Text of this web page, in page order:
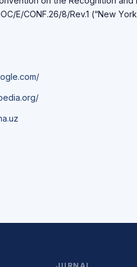
E/CОNF.26/8/Rev.1 (“New